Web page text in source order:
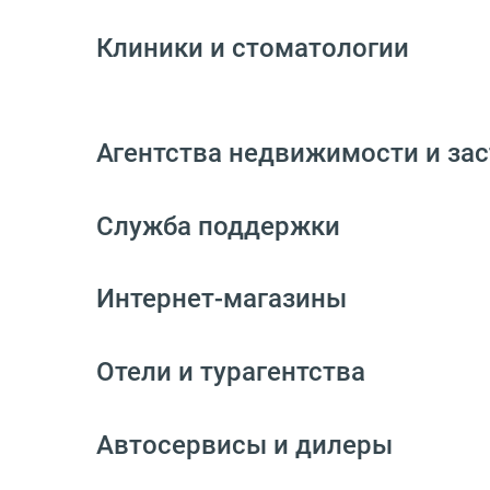
Клиники и стоматологии
Агентства недвижимости и
Служба поддержки
Интернет-магазины
Отели и турагентства
Автосервисы и дилеры